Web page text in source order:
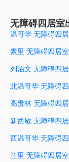
无障碍四居室
温哥华 无障碍四
素里 无障碍四居
列治文 无障碍四
北温哥华 无障碍
高贵林 无障碍四
新西敏 无障碍四
西温哥华 无障碍
兰里 无障碍四居